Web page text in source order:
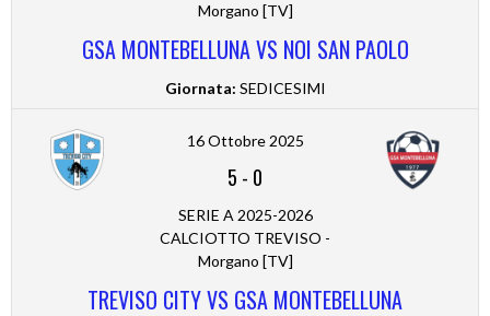
Morgano [TV]
GSA MONTEBELLUNA VS NOI SAN PAOLO
Giornata: SEDICESIMI
16 Ottobre 2025
5 - 0
SERIE A 2025-2026
CALCIOTTO TREVISO -
Morgano [TV]
TREVISO CITY VS GSA MONTEBELLUNA